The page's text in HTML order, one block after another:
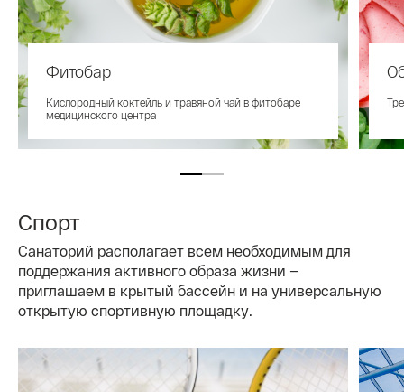
Фитобар
Кислородный коктейль и травяной чай в фитобаре
медицинского центра
Спорт
Санаторий располагает всем необходимым для
поддержания активного образа жизни —
приглашаем в крытый бассейн и на универсальную
открытую спортивную площадку.